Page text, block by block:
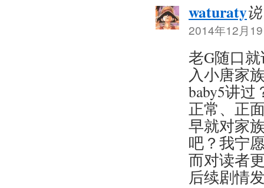
waturaty
2014年12月
老G随口
入小唐家
baby5讲过
正常、正
早就对家
吧？我宁
而对读者
后续剧情